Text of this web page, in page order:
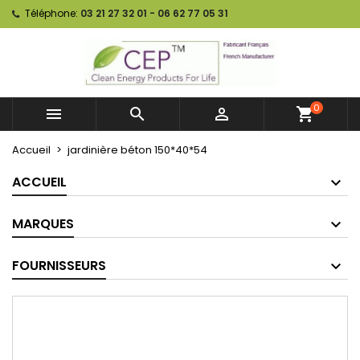
Téléphone: 03 21 27 32 01 - 06 62 77 05 31
   shopping_cart0
Accueil jardinière béton 150*40*54
ACCUEIL
MARQUES
FOURNISSEURS